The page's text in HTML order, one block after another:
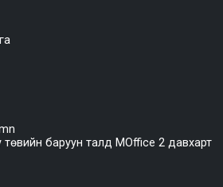
баруун талд MOffice 2 давхарт